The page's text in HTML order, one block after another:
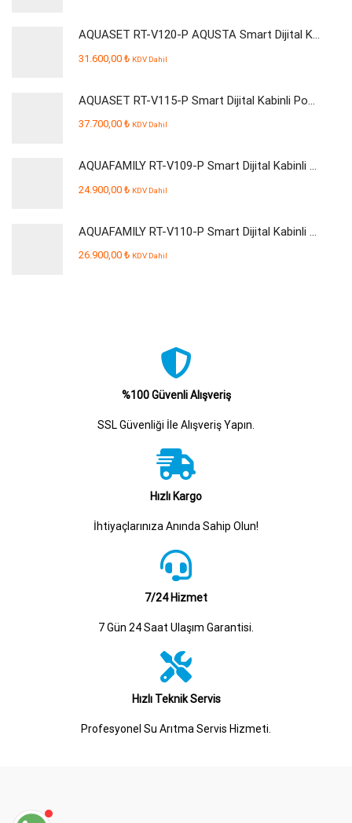
AQUASET RT-V120-P AQUSTA Smart Dijital Kabinli Pompalı Su Arıtma Cihazı
31.600,00 ₺ KDV Dahil
AQUASET RT-V115-P Smart Dijital Kabinli Pompalı Su Arıtma Cihazı
37.700,00 ₺ KDV Dahil
AQUAFAMILY RT-V109-P Smart Dijital Kabinli Pompalı Su Arıtma Cihazı
24.900,00 ₺ KDV Dahil
AQUAFAMILY RT-V110-P Smart Dijital Kabinli Pompalı Su Arıtma Cihazı
26.900,00 ₺ KDV Dahil
%100 Güvenli Alışveriş
SSL Güvenliği İle Alışveriş Yapın.
Hızlı Kargo
İhtiyaçlarınıza Anında Sahip Olun!
7/24 Hizmet
7 Gün 24 Saat Ulaşım Garantisi.
Hızlı Teknik Servis
Profesyonel Su Arıtma Servis Hizmeti.